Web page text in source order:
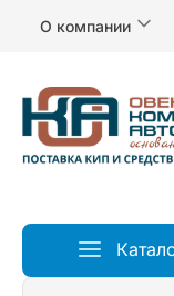
О компании